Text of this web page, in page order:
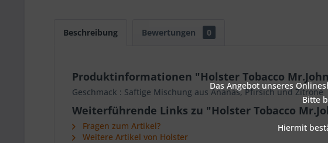
Beschreibung Bewertungen 0
Produktinformationen "Holster Tobacco
Geschmack : Saftige Mischung aus Ananas, Pfirsich und Zitrone
Weiterführende Links zu "Holster Tobacco
Fragen zum Artikel?
Weitere Artikel von Holster
Das Angebot unseres
Bitte
Hiermit